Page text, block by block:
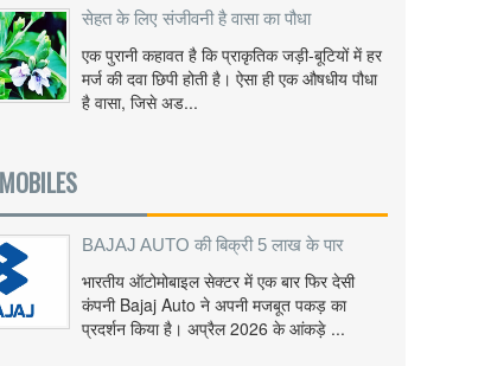
सेहत के लिए संजीवनी है वासा का पौधा
एक पुरानी कहावत है कि प्राकृतिक जड़ी-बूटियों में हर
मर्ज की दवा छिपी होती है। ऐसा ही एक औषधीय पौधा
है वासा, जिसे अड...
BAJAJ AUTO की बिक्री 5 लाख के पार
भारतीय ऑटोमोबाइल सेक्टर में एक बार फिर देसी
कंपनी Bajaj Auto ने अपनी मजबूत पकड़ का
प्रदर्शन किया है। अप्रैल 2026 के आंकड़े ...